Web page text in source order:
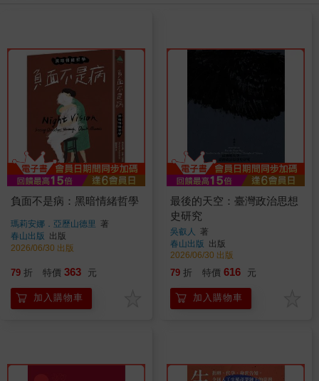
負面不是病：黑暗情緒哲學
瑪莉安娜．亞歷山德里 著
春山出版
出版
2026/06/30 出版
79 折 特價 363 元
加入購物車
最後的天空：臺灣政治思想
史研究
吳叡人 著
春山出版
出版
2026/06/30 出版
79 折 特價 616 元
加入購物車